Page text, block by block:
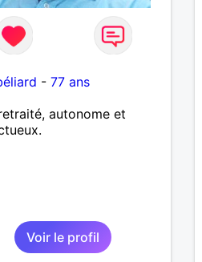
- 77 ans
autonome et
Voir le profil